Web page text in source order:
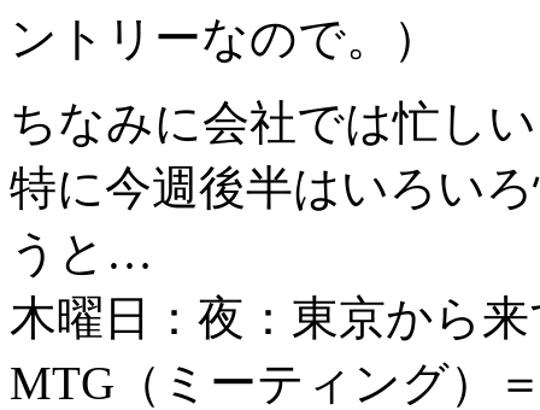
ントリーなので。）
ちなみに会社では忙し
特に今週後半はいろい
うと…
木曜日：夜：東京から
MTG（ミーティング）